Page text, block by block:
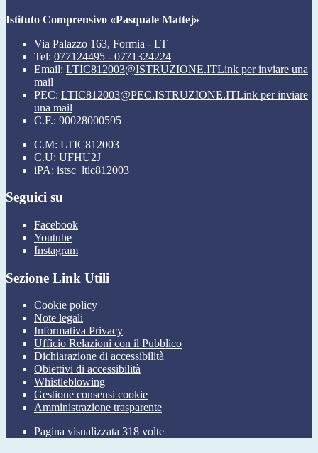
Istituto Comprensivo «Pasquale Mattej»
Via Palazzo 163, Formia - LT
Tel: 077124495 - 0771324224
Email: LTIC812003@ISTRUZIONE.ITLink per inviare una
mail
PEC: LTIC812003@PEC.ISTRUZIONE.ITLink per inviare
una mail
C.F.: 90028000595
C.M: LTIC812003
C.U: UFHU2J
iPA: istsc_ltic812003
Seguici su
Facebook
Youtube
Instagram
Sezione Link Utili
Cookie policy
Note legali
Informativa Privacy
Ufficio Relazioni con il Pubblico
Dichiarazione di accessibilità
Obiettivi di accessibilità
Whistleblowing
Gestione consensi cookie
Amministrazione trasparente
Pagina visualizzata 318 volte